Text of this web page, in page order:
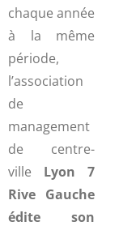
chaque année
à la même
période,
l’association
de
management
de centre-
ville Lyon 7
Rive Gauche
édite son